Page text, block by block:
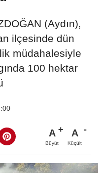
(Aydın),
ilçesinde dün
müdahalesiyle
100 hektar
A
Büyüt
A
Küçült